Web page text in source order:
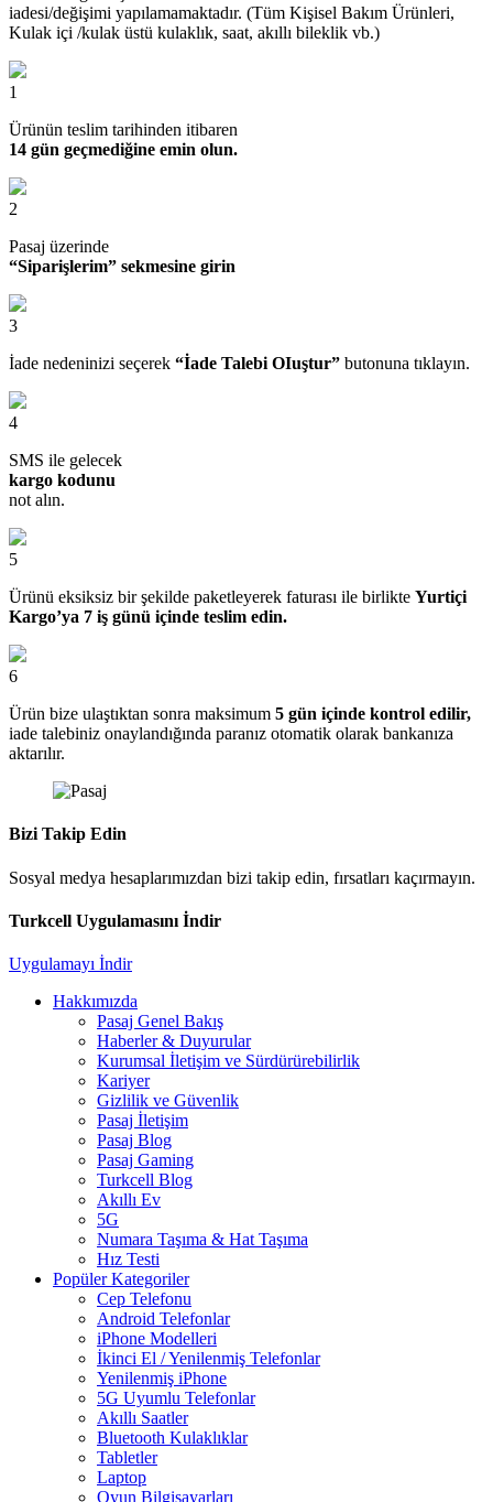
iadesi/değişimi yapılamamaktadır. (Tüm Kişisel Bakım Ürünleri,
Kulak içi /kulak üstü kulaklık, saat, akıllı bileklik vb.)
1
Ürünün teslim tarihinden itibaren
14 gün geçmediğine emin olun.
2
Pasaj üzerinde
“Siparişlerim” sekmesine girin
3
İade nedeninizi seçerek “İade Talebi OIuştur” butonuna tıklayın.
4
SMS ile gelecek
kargo kodunu
not alın.
5
Ürünü eksiksiz bir şekilde paketleyerek faturası ile birlikte Yurtiçi
Kargo’ya 7 iş günü içinde teslim edin.
6
Ürün bize ulaştıktan sonra maksimum 5 gün içinde kontrol edilir,
iade talebiniz onaylandığında paranız otomatik olarak bankanıza
aktarılır.
Bizi Takip Edin
Sosyal medya hesaplarımızdan bizi takip edin, fırsatları kaçırmayın.
Turkcell Uygulamasını İndir
Uygulamayı İndir
Hakkımızda
Pasaj Genel Bakış
Haberler & Duyurular
Kurumsal İletişim ve Sürdürürebilirlik
Kariyer
Gizlilik ve Güvenlik
Pasaj İletişim
Pasaj Blog
Pasaj Gaming
Turkcell Blog
Akıllı Ev
5G
Numara Taşıma & Hat Taşıma
Hız Testi
Popüler Kategoriler
Cep Telefonu
Android Telefonlar
iPhone Modelleri
İkinci El / Yenilenmiş Telefonlar
Yenilenmiş iPhone
5G Uyumlu Telefonlar
Akıllı Saatler
Bluetooth Kulaklıklar
Tabletler
Laptop
Oyun Bilgisayarları